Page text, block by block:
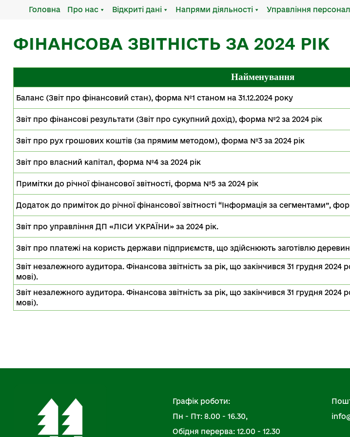
Головна Про нас Відкриті дані Напрями діяльності Управління
ФІНАНСОВА ЗВІТНІСТЬ ЗА 2024 РІК
Найменування
Баланс (Звіт про фінансовий стан), форма №1 станом на 31.12.2024 року
Звіт про фінансові результати (Звіт про сукупний дохід), форма №2 за 2024 рік
Звіт про рух грошових коштів (за прямим методом), форма №3 за 2024 рік
Звіт про власний капітал, форма №4 за 2024 рік
Примітки до річної фінансової звітності, форма №5 за 2024 рік
Додаток до приміток до річної фінансової звітності “Інформація за сегментами”,
Звіт про управління ДП «ЛІСИ УКРАЇНИ» за 2024 рік.
Звіт про платежі на користь держави підприємств, що здійснюють заготівлю
Звіт незалежного аудитора. Фінансова звітність за рік, що закінчився 31 грудня 2024
мові).
Звіт незалежного аудитора. Фінансова звітність за рік, що закінчився 31 грудня 2024
мові).
Графік роботи:
Пн - Пт: 8.00 - 16.30,
Обідня перерва: 12.00 - 12.30